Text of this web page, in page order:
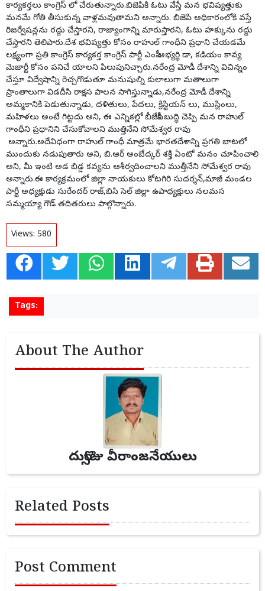
కార్యకర్తలు కాంగ్రెస్ లో చేరుతున్నారు.బిజెపికి ఓటు వేస్తే మన భవిష్యత్తుకు
మనమే గోతి తీసుకున్న వాళ్లమవుతామని అన్నారు. బిజెపి అధికారంలోకి వస్తే
రిజర్వేషన్లను రద్దు చేస్తారని, రాజ్యాంగాన్ని మారుస్తారని, ఓటు హక్కును రద్దు
చేస్తారని తెలిపారు.దేశ భవిష్యత్తు కోసం రాహుల్ గాంధీని ప్రధాని చేయడమే
లక్ష్యంగా ప్రతి కాంగ్రెస్ కార్యకర్త కాంగ్రెస్ పార్టీ ఎంపీ అభ్యర్థి డా, కడియం కావ్య
మెజార్టీ కోసం పనిచే యాలని పిలుపునిచ్చారు.నరేంద్ర మోడీ దేశాన్ని విచిన్నం
చేస్తూ విద్వేషాన్ని రెచ్చగొడుతూ మనుషుల్ని కులాలుగా మతాలుగా
ప్రాంతాలుగా విడదీసి రాక్షస పాలన సాగిస్తున్నాడు,నరేంద్ర మోడీ దేశాన్ని
అమ్మకానికి పెడుతున్నాడు, దళితులు, పేదలు, క్రిస్టియన్ లు, ముస్లింలు,
మహిళలు అంటే గిట్టదు అని, ఈ ఎన్నికల్లో బీజేపీకి బుద్ధి చెప్పి మన రాహుల్
గాంధీని ప్రధానిని చేసుకోవాలని ముత్తినేని సోమేశ్వర రావు
అన్నారు.అదేవిధంగా రాహుల్ గాంధీ మాత్రమే భారతదేశాన్ని ప్రగతి బాటలో
ముందుకు నడుపుతారు అని, బి.ఆర్ అంబేద్కర్ శక్తి ఏంటో మనం చూపించాలి
అని, మీ ఇంటి అడ బిడ్డ కవ్యను ఆశీర్వదించాలని ముత్తీనేని సోమేశ్వర రావు
అన్నారు.ఈ కార్యక్రమంలో జిల్లా నాయకులు కోటగిరి సుదర్శన్,మాజీ మండల
పార్టీ అధ్యక్షుడు సురేందర్ రాజ్,బిసి సెల్ జిల్లా ఉపాధ్యక్షులు నలమస
సమ్మయ్యా గౌడ్ తదితరులు పాల్గొన్నారు.
Views: 580
Tags:
About The Author
దుర్సొజు వీరాంజనేయులు
Related Posts
Post Comment